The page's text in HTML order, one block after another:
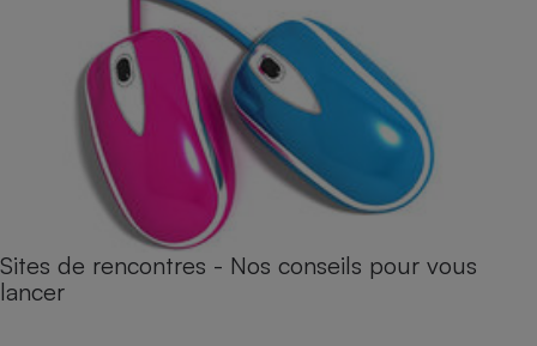
Sites de rencontres - Nos conseils pour vous
lancer